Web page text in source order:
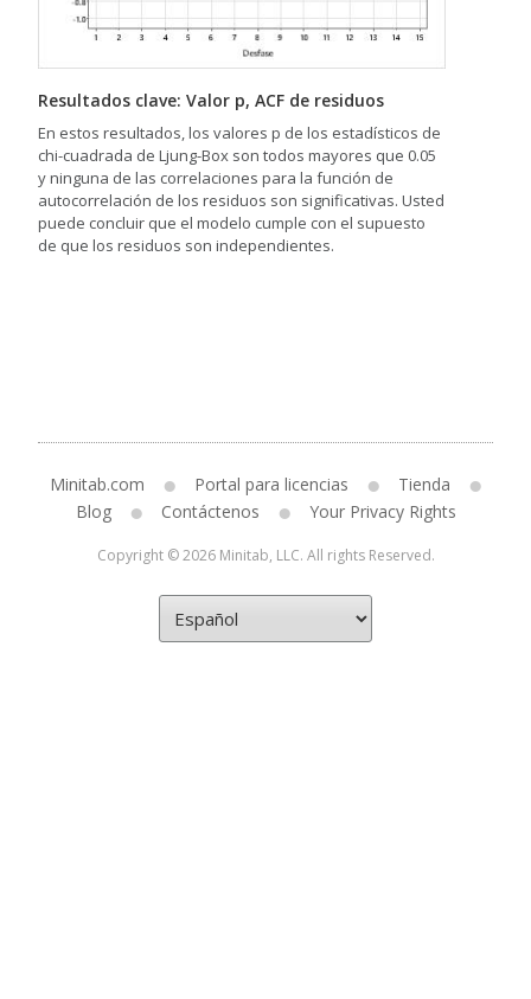
Resultados clave: Valor p, ACF de residuos
En estos resultados, los valores p de los estadísticos de
chi-cuadrada de Ljung-Box son todos mayores que 0.05
y ninguna de las correlaciones para la función de
autocorrelación de los residuos son significativas. Usted
puede concluir que el modelo cumple con el supuesto
de que los residuos son independientes.
Minitab.com Portal para licencias
Tienda
Blog
Contáctenos Your Privacy Rights
Copyright © 2026 Minitab, LLC. All rights Reserved.